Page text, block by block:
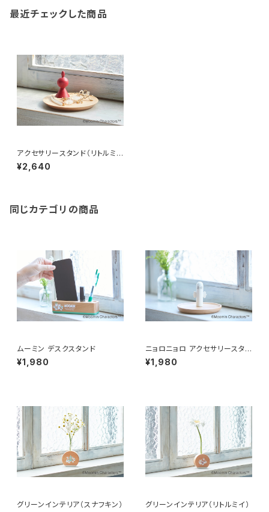
最近チェックした商品
アクセサリースタンド（リトルミ
イ）
¥2,640
同じカテゴリの商品
ムーミン デスクスタンド
¥1,980
ニョロニョロ アクセサリースタン
ド
¥1,980
グリーンインテリア（スナフキン） グリーンインテリア（リトルミイ）